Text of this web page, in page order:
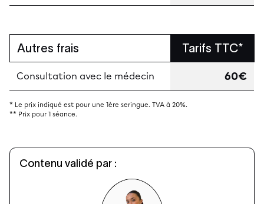
Autres frais Tarifs TTC*
Consultation avec le médecin 60€
* Le prix indiqué est pour une 1ère seringue. TVA à 20%.
** Prix pour 1 séance.
Contenu validé par :